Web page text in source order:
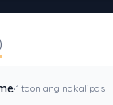
·1 taon ang nakalipas